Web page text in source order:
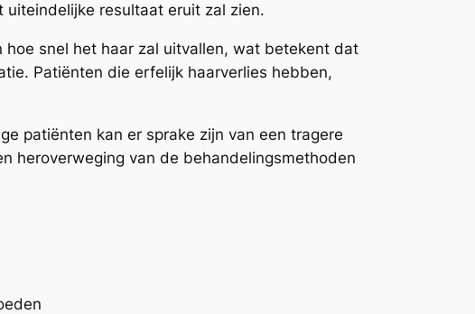
resultaat eruit zal zien.
snel het haar zal uitvallen, wat betekent dat
Patiënten die erfelijk haarverlies hebben,
patiënten kan er sprake zijn van een tragere
heroverweging van de behandelingsmethoden